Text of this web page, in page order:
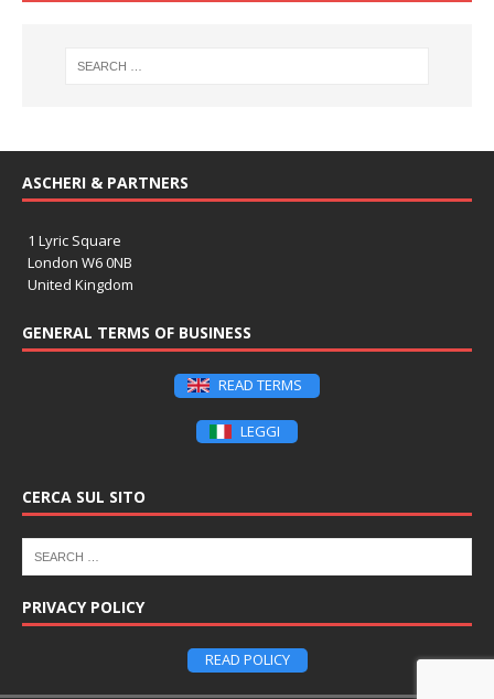
ASCHERI & PARTNERS
1 Lyric Square
London W6 0NB
United Kingdom
GENERAL TERMS OF BUSINESS
READ TERMS
LEGGI
CERCA SUL SITO
PRIVACY POLICY
READ POLICY